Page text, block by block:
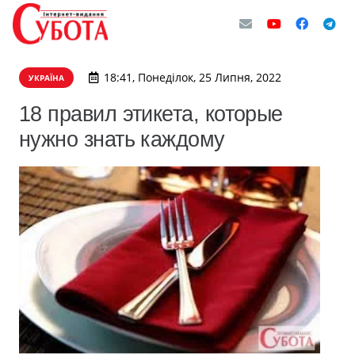
УКРАЇНА 18:41, Понеділок, 25 Липня, 2022
18 правил этикета, которые
нужно знать каждому